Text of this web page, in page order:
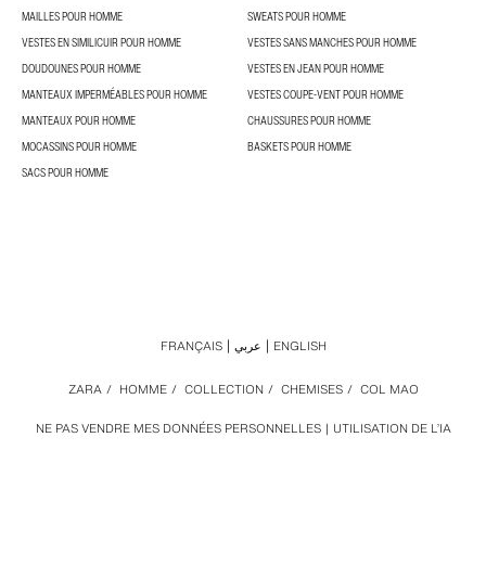
MAILLES POUR HOMME
SWEATS POUR HOMME
VESTES EN SIMILICUIR POUR HOMME
VESTES SANS MANCHES POUR HOMME
DOUDOUNES POUR HOMME
VESTES EN JEAN POUR HOMME
MANTEAUX IMPERMÉABLES POUR HOMME
VESTES COUPE-VENT POUR HOMME
MANTEAUX POUR HOMME
CHAUSSURES POUR HOMME
MOCASSINS POUR HOMME
BASKETS POUR HOMME
SACS POUR HOMME
NE PAS VENDRE MES DONNÉES PERSONNELLES UTILISATION DE L’IA
ZARA / HOMME / COLLECTION / CHEMISES / COL MAO
FRANÇAIS عربي ENGLISH